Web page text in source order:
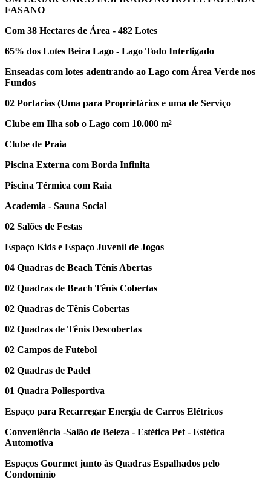
FASANO
Com 38 Hectares de Área - 482 Lotes
65% dos Lotes Beira Lago - Lago Todo Interligado
Enseadas com lotes adentrando ao Lago com Área Verde nos
Fundos
02 Portarias (Uma para Proprietários e uma de Serviço
Clube em Ilha sob o Lago com 10.000 m²
Clube de Praia
Piscina Externa com Borda Infinita
Piscina Térmica com Raia
Academia - Sauna Social
02 Salões de Festas
Espaço Kids e Espaço Juvenil de Jogos
04 Quadras de Beach Tênis Abertas
02 Quadras de Beach Tênis Cobertas
02 Quadras de Tênis Cobertas
02 Quadras de Tênis Descobertas
02 Campos de Futebol
02 Quadras de Padel
01 Quadra Poliesportiva
Espaço para Recarregar Energia de Carros Elétricos
Conveniência -Salão de Beleza - Estética Pet - Estética
Automotiva
Espaços Gourmet junto às Quadras Espalhados pelo
Condomínio